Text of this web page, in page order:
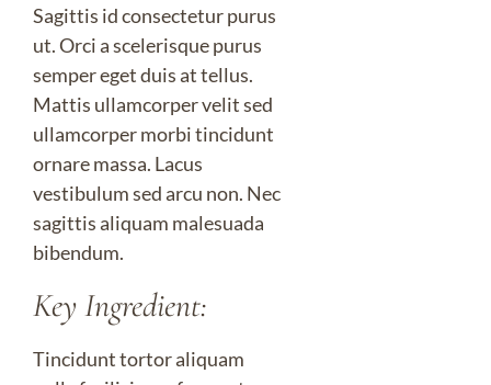
Sagittis id consectetur purus
ut. Orci a scelerisque purus
semper eget duis at tellus.
Mattis ullamcorper velit sed
ullamcorper morbi tincidunt
ornare massa. Lacus
vestibulum sed arcu non. Nec
sagittis aliquam malesuada
bibendum.
Key Ingredient:
Tincidunt tortor aliquam